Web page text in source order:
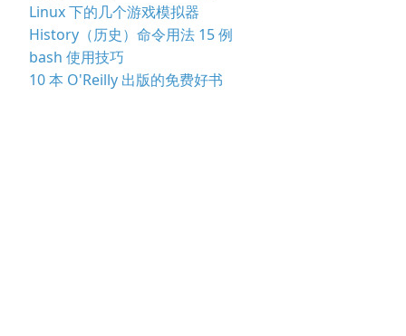
Linux 下的几个游戏模拟器
History（历史）命令用法 15 例
bash 使用技巧
10 本 O'Reilly 出版的免费好书